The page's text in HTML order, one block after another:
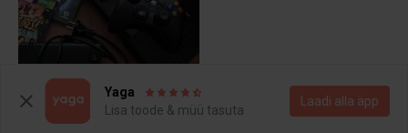
65 €
Yaga
Lisa toode & müü tasuta
Laadi alla äpp